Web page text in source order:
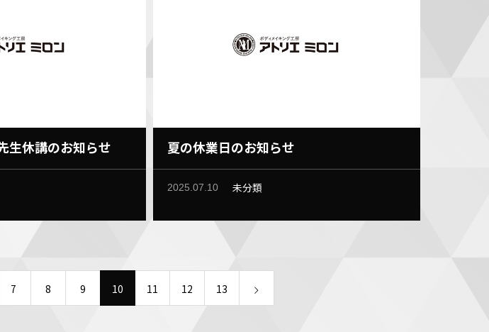
生休講のお知らせ 夏の休業日のお知らせ
2025.07.10 未分類
7 8 9 10 11 12 13